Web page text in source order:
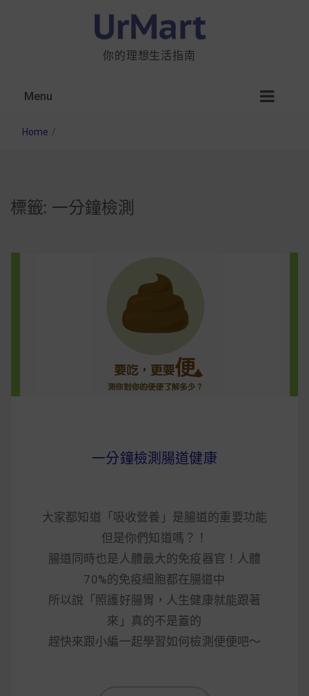
你的理想生活指南
Menu
星巴克都用 OATLY 泡咖啡？市售燕麥奶大剖
早餐這樣料理最適合！
早上沒時間做早餐？10 款隔夜更美味的燕麥粥
Home /
標籤: 一分鐘檢測
一分鐘檢測腸道健康
大家都知道「吸收營養」是腸道的重要功能
但是你們知道嗎？！
腸道同時也是人體最大的免疫器官！人體
70%的免疫細胞都在腸道中
所以說「照護好腸胃，人生健康就能跟著
來」真的不是蓋的
趕快來跟小編一起學習如何檢測便便吧～